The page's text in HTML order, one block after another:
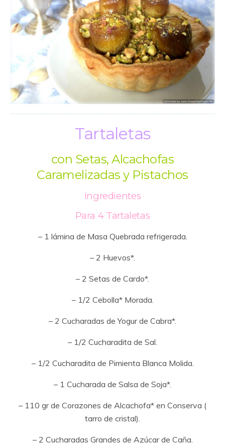
Tartaletas
con Setas, Alcachofas
Caramelizadas y Pistachos
Ingredientes
Para 4 Tartaletas
– 1 lámina de Masa Quebrada refrigerada.
– 2 Huevos*.
– 2 Setas de Cardo*.
– 1/2 Cebolla* Morada.
– 2 Cucharadas de Yogur de Cabra*.
– 1/2 Cucharadita de Sal.
– 1/2 Cucharadita de Pimienta Blanca Molida.
– 1 Cucharada de Salsa de Soja*.
– 110 gr de Corazones de Alcachofa* en Conserva (
tarro de cristal).
– 2 Cucharadas Grandes de Azúcar de Caña.